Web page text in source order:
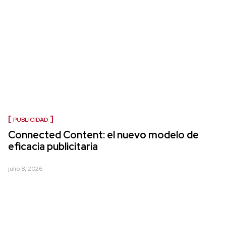
PUBLICIDAD
Connected Content: el nuevo modelo de
eficacia publicitaria
julio 8, 2026